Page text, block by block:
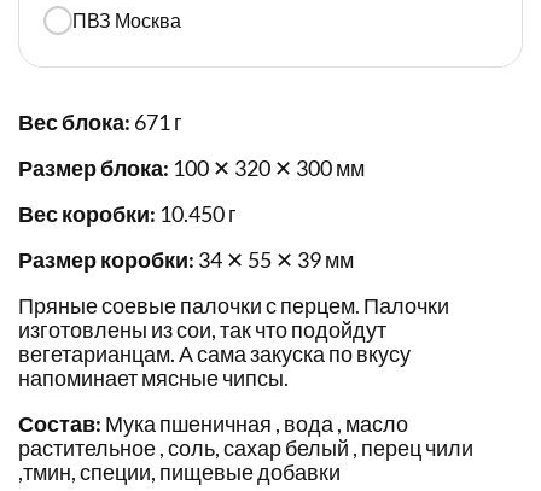
ПВЗ Москва
Вес блока: 671 г
Размер блока: 100 ✕ 320 ✕ 300 мм
Вес коробки: 10.450 г
Размер коробки: 34 ✕ 55 ✕ 39 мм
Пряные соевые палочки с перцем. Палочки
изготовлены из сои, так что подойдут
вегетарианцам. А сама закуска по вкусу
напоминает мясные чипсы.
Состав: Мука пшеничная , вода , масло
растительное , соль, сахар белый , перец чили
,тмин, специи, пищевые добавки